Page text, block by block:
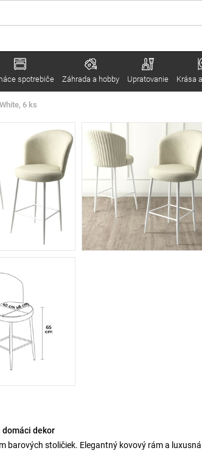
spotrebiče Záhrada a hobby Upratovanie Krása
6 ks
dekor
barových stoličiek. Elegantný kovový rám a